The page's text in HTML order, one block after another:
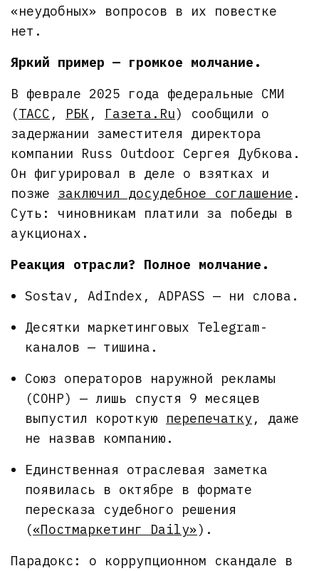
«неудобных» вопросов в их повестке
нет.
Яркий пример — громкое молчание.
В феврале 2025 года федеральные СМИ
(ТАСС , РБК , Газета.Ru) сообщили о
задержании заместителя директора
компании Russ Outdoor Сергея Дубкова.
Он фигурировал в деле о взятках и
позже заключил досудебное соглашение .
Суть: чиновникам платили за победы в
аукционах.
Реакция отрасли? Полное молчание.
Sostav, AdIndex, ADPASS — ни слова.
Десятки маркетинговых Telegram-
каналов — тишина.
Союз операторов наружной рекламы
(СОНР) — лишь спустя 9 месяцев
выпустил короткую перепечатку, даже
не назвав компанию.
Единственная отраслевая заметка
появилась в октябре в формате
пересказа судебного решения
(«Постмаркетинг Daily»).
Парадокс: о коррупционном скандале в